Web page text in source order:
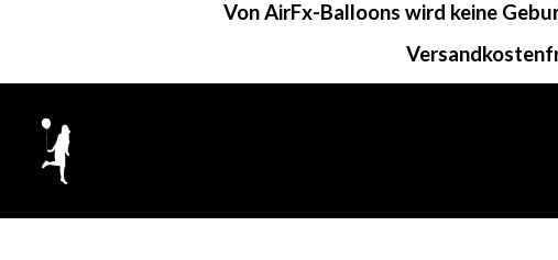
springen
Von AirFx-Balloons wird keine